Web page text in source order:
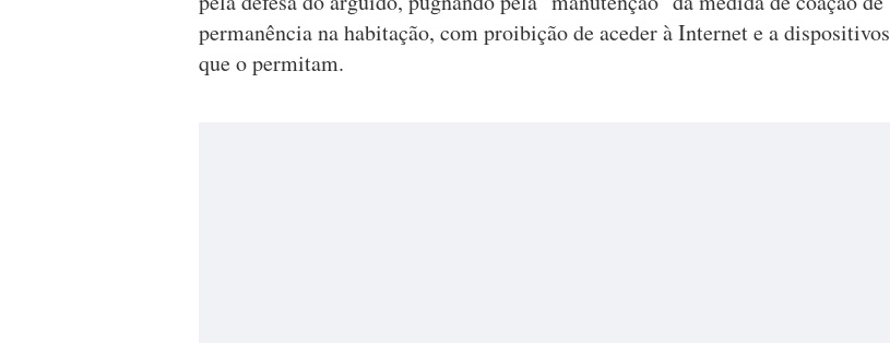
permanência na habitação, com proibição de aceder à Internet e a dispositivos
que o permitam.